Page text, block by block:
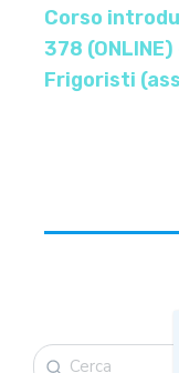
Corso
378
Frigoristi